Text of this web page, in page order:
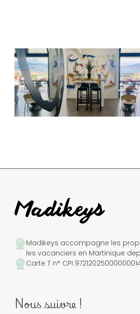
Madikeys accompagne les
les vacanciers en Martinique
Carte T n° CPI
Nous suivre !